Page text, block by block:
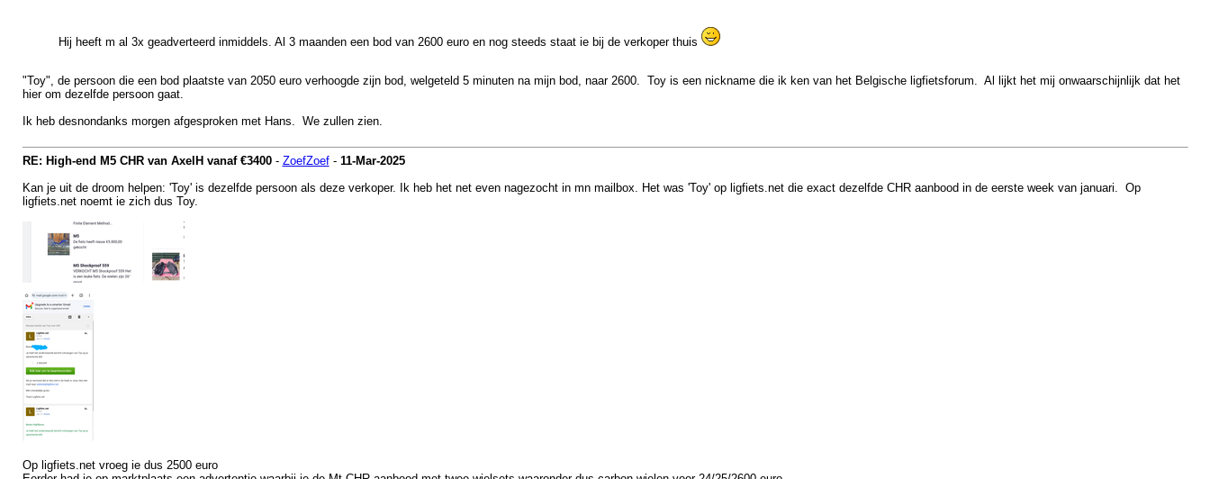
Hij heeft m al 3x geadverteerd inmiddels. Al 3 maanden een bod van 2600 euro en nog steeds staat ie bij de verkoper thuis
"Toy", de persoon die een bod plaatste van 2050 euro verhoogde zijn bod, welgeteld 5 minuten na mijn bod, naar 2600. Toy is een nickname die ik ken van het Belgische ligfietsforum. Al lijkt het mij onwaarschijnlijk dat het
hier om dezelfde persoon gaat.
Ik heb desnondanks morgen afgesproken met Hans. We zullen zien.
RE: High-end M5 CHR van AxelH vanaf €3400- ZoefZoef- 11-Mar-2025
Kan je uit de droom helpen: 'Toy' is dezelfde persoon als deze verkoper. Ik heb het net even nagezocht in mn mailbox. Het was 'Toy' op ligfiets.net die exact dezelfde CHR aanbood in de eerste week van januari. Op
ligfiets.net noemt ie zich dus Toy.
Op ligfiets.net vroeg ie dus 2500 euro